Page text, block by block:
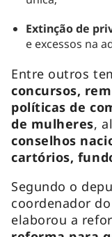
Extinção de
e excessos na
Entre outros
concursos,
políticas de
de mulheres,
conselhos
cartórios,
Segundo o
coordenador
elaborou a